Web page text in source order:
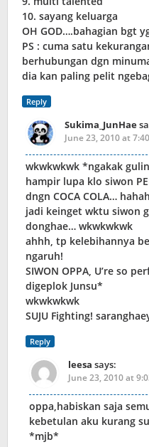
10. sayang keluarga
OH GOD….bahagian bgt
PS : cuma satu
berhubungan dgn
dia kan paling pelit
Reply
Sukima_JunHae
June 23, 2010 at
wkwkwkwk *ngakak
hampir lupa klo siwon
dngn COCA COLA…
jadi keinget wktu siwon
donghae… wkwkwkwk
ahhh, tp kelebihannya
ngaruh!
SIWON OPPA, U’re so
digeplok Junsu*
wkwkwkwk
SUJU Fighting!
Reply
leesa says:
June 23, 2010 at
oppa,habiskan saja
kebetulan aku kurang
*mjb*